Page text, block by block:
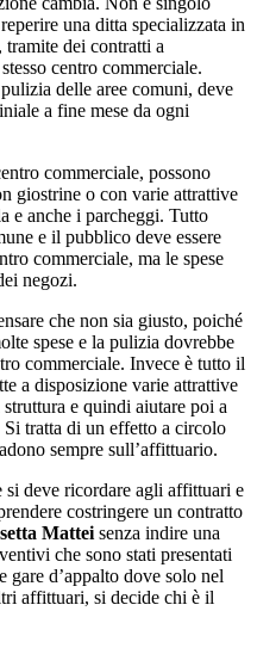
una ditta specializzata in
tramite dei contratti a
centro commerciale.
delle aree comuni, deve
a fine mese da ogni
commerciale, possono
giostrine o con varie attrattive
e anche i parcheggi. Tutto
e il pubblico deve essere
commerciale, ma le spese
negozi.
che non sia giusto, poiché
spese e la pulizia dovrebbe
commerciale. Invece è tutto il
a disposizione varie attrattive
e quindi aiutare poi a
tratta di un effetto a circolo
sempre sull’affittuario.
si deve ricordare agli affittuari e
costringere un contratto
Mattei senza indire una
che sono stati presentati
d’appalto dove solo nel
affittuari, si decide chi è il